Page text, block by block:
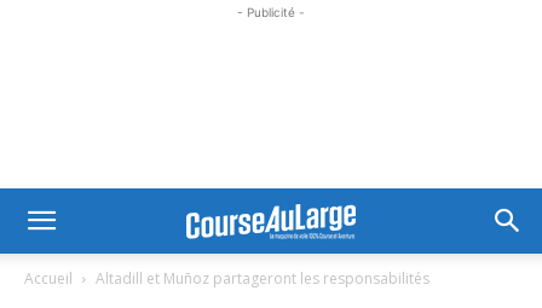
- Publicité -
Accueil Altadill et Muñoz partageront les responsabilités